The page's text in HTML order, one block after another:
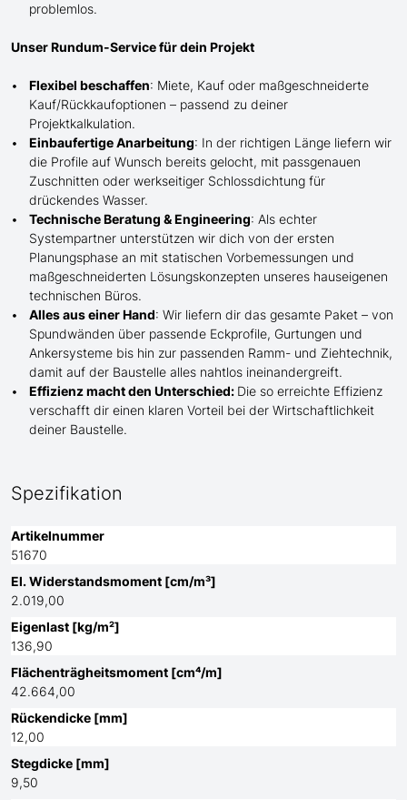
problemlos.
Unser Rundum-Service für dein Projekt
Flexibel beschaffen: Miete, Kauf oder maßgeschneiderte
Kauf/Rückkaufoptionen – passend zu deiner
Projektkalkulation.
Einbaufertige Anarbeitung: In der richtigen Länge liefern wir
die Profile auf Wunsch bereits gelocht, mit passgenauen
Zuschnitten oder werkseitiger Schlossdichtung für
drückendes Wasser.
Technische Beratung & Engineering: Als echter
Systempartner unterstützen wir dich von der ersten
Planungsphase an mit statischen Vorbemessungen und
maßgeschneiderten Lösungskonzepten unseres hauseigenen
technischen Büros.
Alles aus einer Hand: Wir liefern dir das gesamte Paket – von
Spundwänden über passende Eckprofile, Gurtungen und
Ankersysteme bis hin zur passenden Ramm- und Ziehtechnik,
damit auf der Baustelle alles nahtlos ineinandergreift.
Effizienz macht den Unterschied: Die so erreichte Effizienz
verschafft dir einen klaren Vorteil bei der Wirtschaftlichkeit
deiner Baustelle.
Spezifikation
Artikelnummer
51670
El. Widerstandsmoment [cm/m³]
2.019,00
Eigenlast [kg/m²]
136,90
Flächenträgheitsmoment [cm⁴/m]
42.664,00
Rückendicke [mm]
12,00
Stegdicke [mm]
9,50